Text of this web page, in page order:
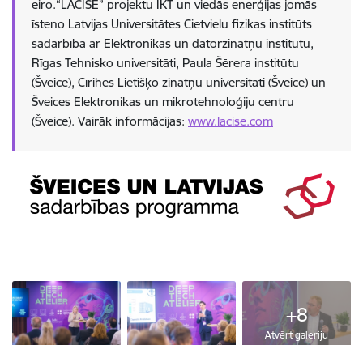
eiro.“LACISE” projektu IKT un viedās enerģijas jomās
īsteno Latvijas Universitātes Cietvielu fizikas institūts
sadarbībā ar Elektronikas un datorzinātņu institūtu,
Rīgas Tehnisko universitāti, Paula Šērera institūtu
(Šveice), Cīrihes Lietišķo zinātņu universitāti (Šveice) un
Šveices Elektronikas un mikrotehnoloģiju centru
(Šveice). Vairāk informācijas: www.lacise.com
+8
Atvērt galeriju